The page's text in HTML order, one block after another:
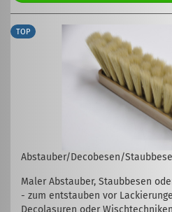
TOP
Abstauber/Decobesen/
Maler Abstauber, Staubbesen
- zum entstauben vor
Decolasuren oder